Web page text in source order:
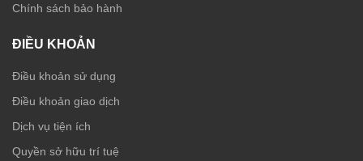
Chính sách bảo hành
ĐIỀU KHOẢN
Điều khoản sử dụng
Điều khoản giao dịch
Dịch vụ tiện ích
Quyền sở hữu trí tuệ